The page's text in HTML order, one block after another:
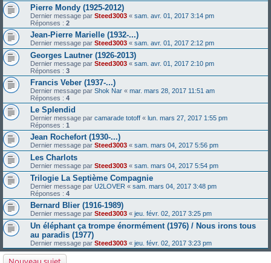
Pierre Mondy (1925-2012)
Dernier message par Steed3003 « sam. avr. 01, 2017 3:14 pm
Réponses : 2
Jean-Pierre Marielle (1932-...)
Dernier message par Steed3003 « sam. avr. 01, 2017 2:12 pm
Georges Lautner (1926-2013)
Dernier message par Steed3003 « sam. avr. 01, 2017 2:10 pm
Réponses : 3
Francis Veber (1937-...)
Dernier message par Shok Nar « mar. mars 28, 2017 11:51 am
Réponses : 4
Le Splendid
Dernier message par camarade totoff « lun. mars 27, 2017 1:55 pm
Réponses : 1
Jean Rochefort (1930-...)
Dernier message par Steed3003 « sam. mars 04, 2017 5:56 pm
Les Charlots
Dernier message par Steed3003 « sam. mars 04, 2017 5:54 pm
Trilogie La Septième Compagnie
Dernier message par U2LOVER « sam. mars 04, 2017 3:48 pm
Réponses : 4
Bernard Blier (1916-1989)
Dernier message par Steed3003 « jeu. févr. 02, 2017 3:25 pm
Un éléphant ça trompe énormément (1976) / Nous irons tous
au paradis (1977)
Dernier message par Steed3003 « jeu. févr. 02, 2017 3:23 pm